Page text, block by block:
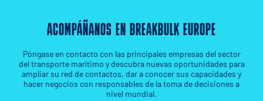
ACOMPÁÑANOS EN BREAKBULK EUROPE
Póngase en contacto con las principales empresas del sector
del transporte marítimo y descubra nuevas oportunidades para
ampliar su red de contactos, dar a conocer sus capacidades y
hacer negocios con responsables de la toma de decisiones a
nivel mundial.